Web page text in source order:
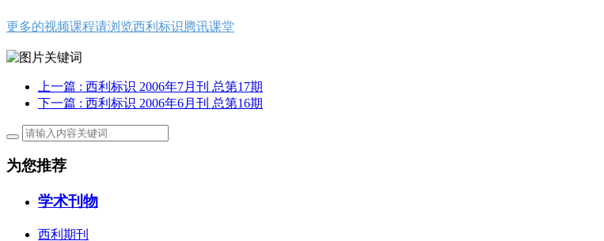
更多的视频课程请浏览西利标识腾讯课堂
上一篇 : 西利标识 2006年7月刊 总第17期
下一篇 : 西利标识 2006年6月刊 总第16期
为您推荐
学术刊物
西利期刊